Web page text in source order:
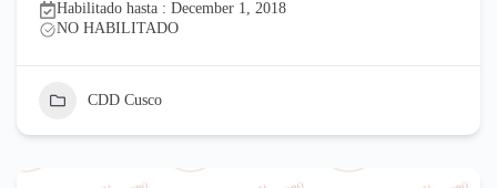
Habilitado hasta : December 1, 2018
NO HABILITADO
CDD Cusco